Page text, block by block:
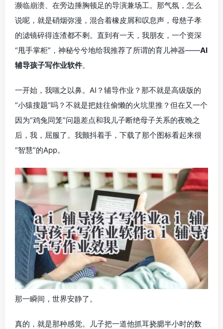
濒临崩溃、在旁边捶胸顿足的导演兼场工。那气氛，怎么
说呢，就是硝烟弥漫，混合着橡皮屑和叹息声，母慈子孝
的滤镜碎得连渣都不剩。直到有一天，我朋友，一个资深
“甩手掌柜”，神秘兮兮地给我推荐了所谓的育儿神器——AI
辅导孩子写作业软件。
一开始，我嗤之以鼻。AI？辅导作业？那不就是高级版的
“小猿搜题”吗？不就是把娃往偷懒的火坑里推？但在又一个
因为“鸡兔同笼”问题差点和我儿子断绝母子关系的夜晚之
后，我，屈服了。我颤抖着手，下载了那个图标看起来很
“智慧”的App。
那一瞬间，世界安静了。
真的，就是那种感觉。儿子把一道他抓耳挠腮半小时的数